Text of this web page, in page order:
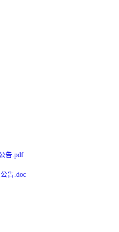
告.pdf
告.doc